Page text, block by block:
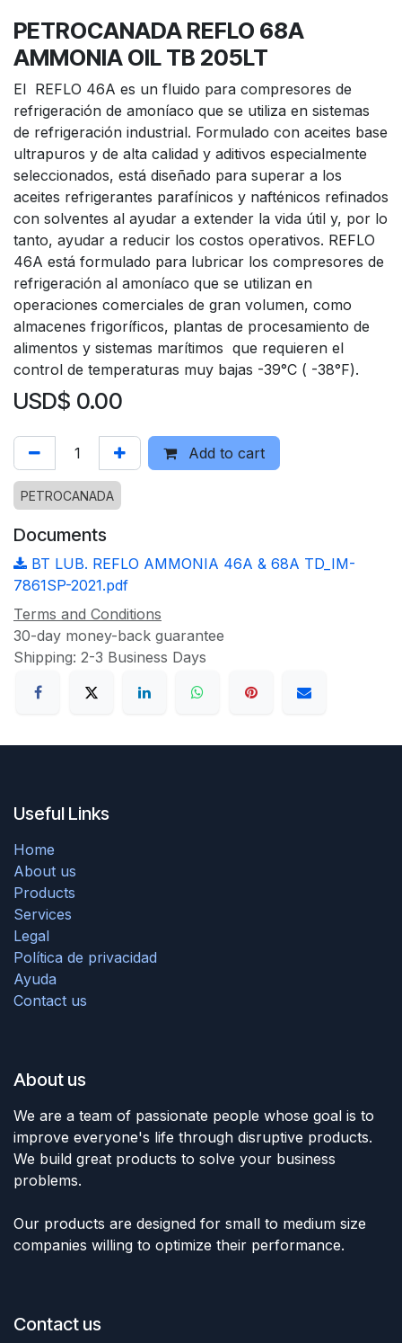
PETROCANADA REFLO 68A
AMMONIA OIL TB 205LT
El REFLO 46A es un fluido para compresores de
refrigeración de amoníaco que se utiliza en sistemas
de refrigeración industrial. Formulado con aceites base
ultrapuros y de alta calidad y aditivos especialmente
seleccionados, está diseñado para superar a los
aceites refrigerantes parafínicos y nafténicos refinados
con solventes al ayudar a extender la vida útil y, por lo
tanto, ayudar a reducir los costos operativos. REFLO
46A está formulado para lubricar los compresores de
refrigeración al amoníaco que se utilizan en
operaciones comerciales de gran volumen, como
almacenes frigoríficos, plantas de procesamiento de
alimentos y sistemas marítimos que requieren el
control de temperaturas muy bajas -39°C ( -38°F).
USD$ 0.00
Add to cart
PETROCANADA
Documents
BT LUB. REFLO AMMONIA 46A & 68A TD_IM-
7861SP-2021.pdf
Terms and Conditions
30-day money-back guarantee
Shipping: 2-3 Business Days
Useful Links
Home
About us
Products
Services
Legal
Política de privacidad
Ayuda
Contact us
About us
We are a team of passionate people whose goal is to
improve everyone's life through disruptive products.
We build great products to solve your business
problems.
Our products are designed for small to medium size
companies willing to optimize their performance.
Contact us